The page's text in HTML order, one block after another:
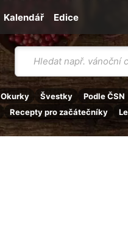
Vyhledávání
Okurky Švestky Podle ČSN
Recepty pro začátečníky
Kalendář Edice